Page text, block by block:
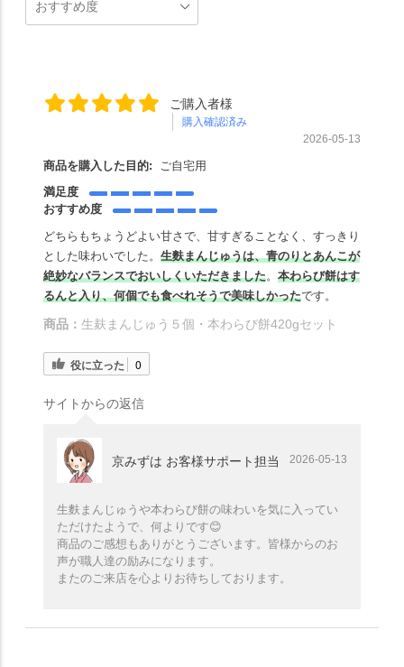
ご購入者様
購入確認済み
2026-05-13
商品を購入した目的:
ご自宅用
満足度
おすすめ度
どちらもちょうどよい甘さで、甘すぎることなく、すっきり
とした味わいでした。 生麩まんじゅうは、青のりとあんこが
絶妙なバランスでおいしくいただきました。 本わらび餅はす
るんと入り、何個でも食べれそうで美味しかったです。
商品： 生麸まんじゅう５個・本わらび餅420gセット
役に立った 0
サイトからの返信
京みずは お客様サポート担当 2026-05-13
生麩まんじゅうや本わらび餅の味わいを気に入ってい
ただけたようで、何よりです😊
商品のご感想もありがとうございます。皆様からのお
声が職人達の励みになります。
またのご来店を心よりお待ちしております。